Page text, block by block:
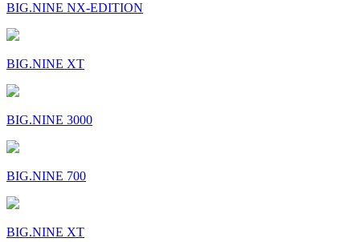
BIG.NINE NX-EDITION
BIG.NINE XT
BIG.NINE 3000
BIG.NINE 700
BIG.NINE XT